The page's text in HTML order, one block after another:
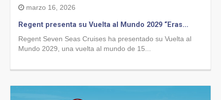
marzo 16, 2026
Regent presenta su Vuelta al Mundo 2029 “Eras...
Regent Seven Seas Cruises ha presentado su Vuelta al
Mundo 2029, una vuelta al mundo de 15...